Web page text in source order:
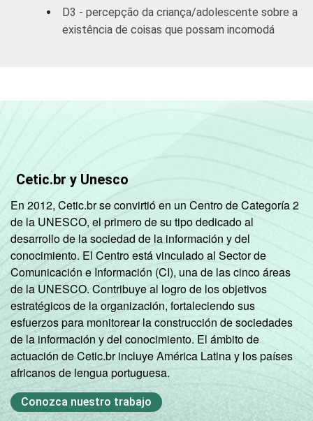
15-16 73
SM até 2 SM
SM
CLASSE SOCIAL AB
C 63
DE
1Respostas estimuladas. Cada item
apresentado se refere apenas aos
resultados da alternativa "sim". Dados
coletados entre abril e julho de 2012.
D3 - percepção da criança/adolescente sobre a
existência de coisas que possam incomodá
Cetic.br y Unesco
En 2012, Cetic.br se convirtió en un Centro de Categoría 2
de la UNESCO, el primero de su tipo dedicado al
desarrollo de la sociedad de la información y del
conocimiento. El Centro está vinculado al Sector de
Comunicación e Información (CI), una de las cinco áreas
de la UNESCO. Contribuye al logro de los objetivos
estratégicos de la organización, fortaleciendo sus
esfuerzos para monitorear la construcción de sociedades
de la información y del conocimiento. El ámbito de
actuación de Cetic.br incluye América Latina y los países
africanos de lengua portuguesa.
Conozca nuestro trabajo